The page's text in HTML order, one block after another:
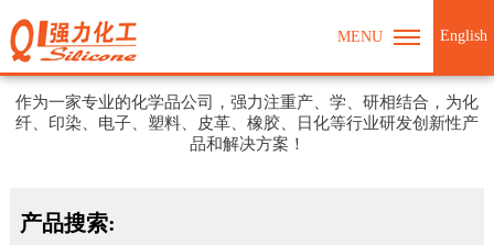
MENU English
强力化工期待与您合作
作为一家专业的化学品公司，强力注重产、学、研相结合，为化
纤、印染、电子、塑料、皮革、橡胶、日化等行业研发创新性产
品和解决方案！
产品搜索: